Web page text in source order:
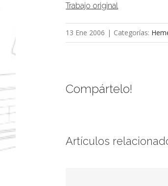
Trabajo original
13 Ene 2006 | Categorías:
Compártelo!
Artículos